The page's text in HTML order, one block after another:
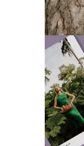
创意拍